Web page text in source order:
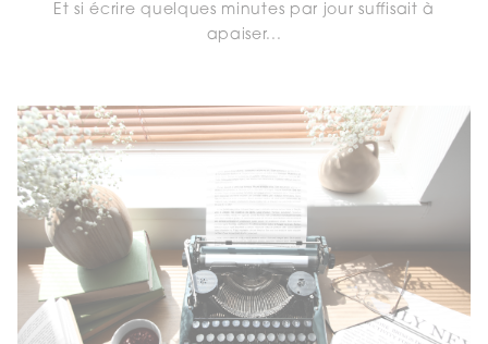
Et si écrire quelques minutes par jour suffisait à
apaiser...